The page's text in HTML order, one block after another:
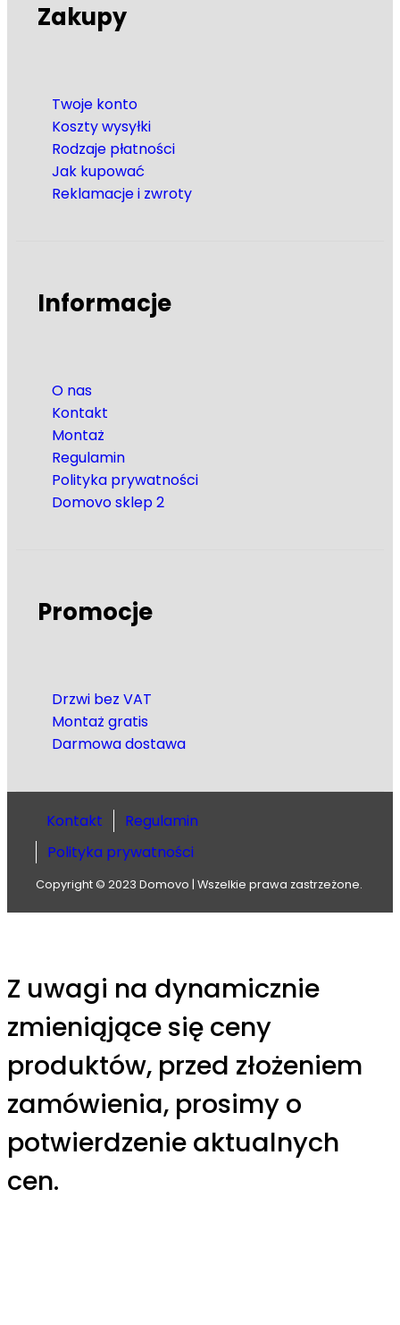
Zakupy
Twoje konto
Koszty wysyłki
Rodzaje płatności
Jak kupować
Reklamacje i zwroty
Informacje
O nas
Kontakt
Montaż
Regulamin
Polityka prywatności
Domovo sklep 2
Promocje
Drzwi bez VAT
Montaż gratis
Darmowa dostawa
Kontakt
Regulamin
Polityka prywatności
Copyright © 2023 Domovo | Wszelkie prawa zastrzeżone.
Z uwagi na dynamicznie
zmieniąjące się ceny
produktów, przed złożeniem
zamówienia, prosimy o
potwierdzenie aktualnych
cen.